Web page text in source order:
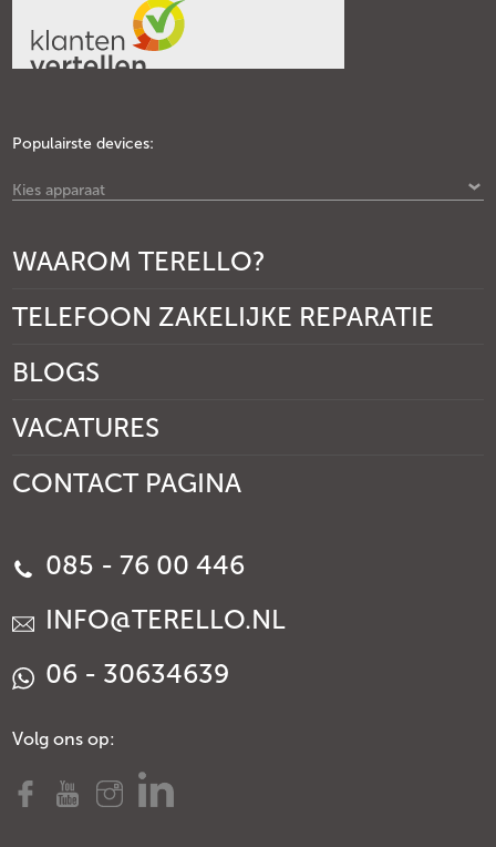
Populairste devices:
Kies apparaat
WAAROM TERELLO?
TELEFOON ZAKELIJKE REPARATIE
BLOGS
VACATURES
CONTACT PAGINA
085 - 76 00 446
INFO@TERELLO.NL
06 - 30634639
Volg ons op: